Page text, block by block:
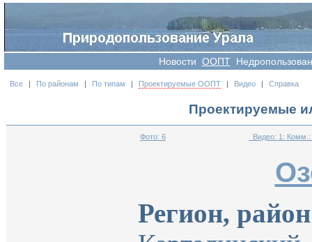
Новости OOПT
Все | По районам | По типам | Проектируемые ООПТ | Видео | Справка
Проектируемые
Фото: 6 Видео: 1: Комм.:
Регион,